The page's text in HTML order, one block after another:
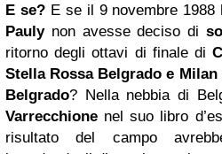
E se?E se il 9 novembre 1988
Paulynon avesse deciso di
ritorno degli ottavi di finale di
Stella Rossa Belgrado e Milan
Belgrado? Nella nebbia di
Varrecchione nel suo libro
risultato del campo